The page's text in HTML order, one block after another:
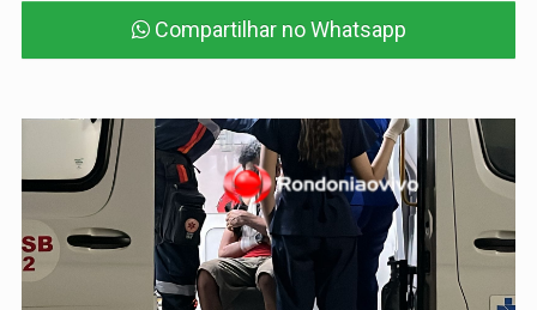
Compartilhar no Whatsapp